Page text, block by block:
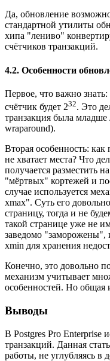
Да, обновление
стандартной утилиты
хипа "лениво"
счётчиков транзакций.
4.2. Особенности
Первое, что важно
счётчик будет 232. Это
транзакция была
wraparound).
Вторая особенность: как
не хватает места? Что
получается разместить
"мёртвых" кортежей и
случае используется
xmax". Суть его
страницу, тогда и не
такой странице уже не
заведомо "заморожены",
xmin для хранения
Конечно, это довольно
механизм учитывает
особенностей. Но общая
Выводы
В Postgres Pro Enterprise
транзакций. Данная
работы, не углубляясь в